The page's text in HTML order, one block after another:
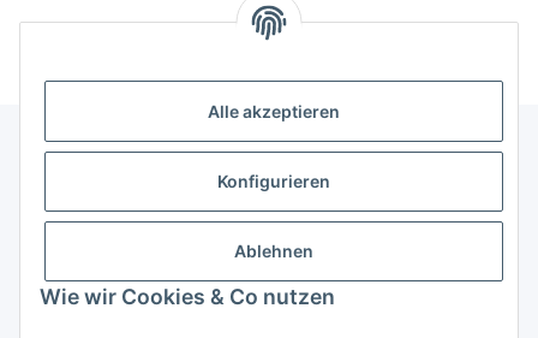
Alle akzeptieren
Konfigurieren
Ablehnen
Wie wir Cookies & Co nutzen
Gesetzliche Informationen